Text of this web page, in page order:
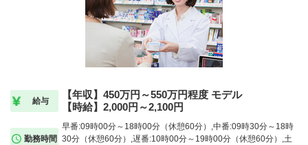
給与
【年収】450万円～550万円程度 モデル
【時給】2,000円～2,100円
勤務時間
早番:09時00分～18時00分（休憩60分）,中番:09時30分～18時
30分（休憩60分）,遅番:10時00分～19時00分（休憩60分）,土